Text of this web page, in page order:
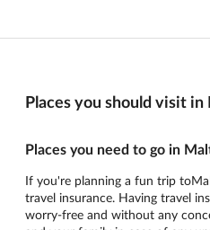
Places you should visit in
Places you need to go in
If you're planning a fun trip
travel insurance. Having travel
worry-free and without any